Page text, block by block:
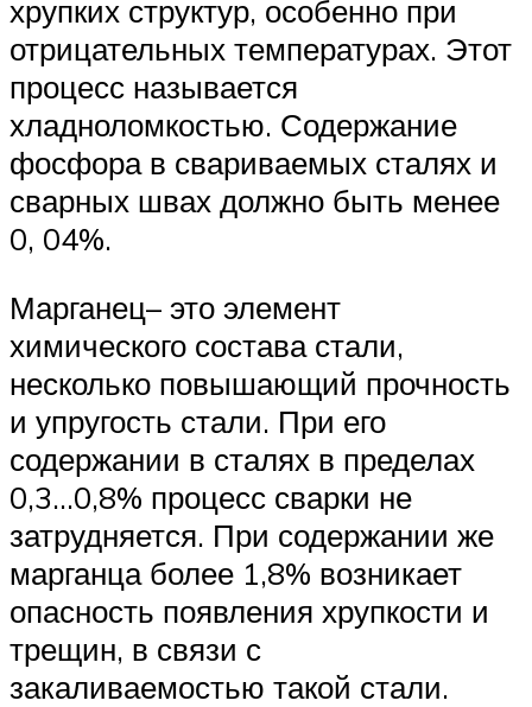
хрупких структур, особенно при
отрицательных температурах. Этот
процесс называется
хладноломкостью. Содержание
фосфора в свариваемых сталях и
сварных швах должно быть менее
0, 04%.
Марганец– это элемент
химического состава стали,
несколько повышающий прочность
и упругость стали. При его
содержании в сталях в пределах
0,3…0,8% процесс сварки не
затрудняется. При содержании же
марганца более 1,8% возникает
опасность появления хрупкости и
трещин, в связи с
закаливаемостью такой стали.